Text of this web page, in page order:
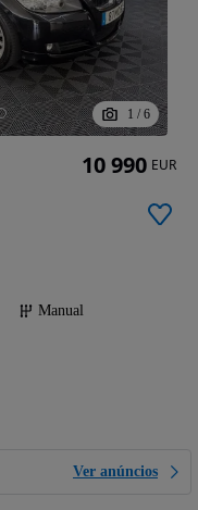
1 / 6
Manual
Ver anúncios
10 990 EUR